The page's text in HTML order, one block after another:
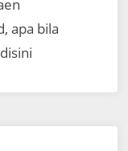
apa bila